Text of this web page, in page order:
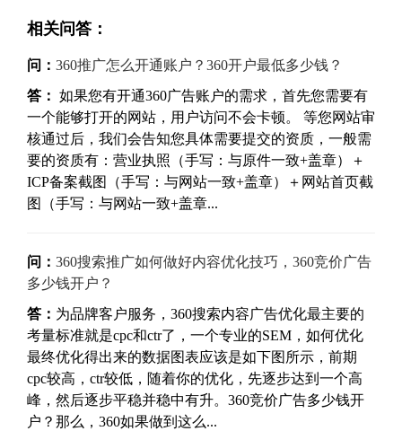
相关问答：
问： 360推广怎么开通账户？360开户最低多少钱？
答： 如果您有开通360广告账户的需求，首先您需要有
一个能够打开的网站，用户访问不会卡顿。 等您网站审
核通过后，我们会告知您具体需要提交的资质，一般需
要的资质有：营业执照（手写：与原件一致+盖章）＋
ICP备案截图（手写：与网站一致+盖章）＋网站首页截
图（手写：与网站一致+盖章...
问： 360搜索推广如何做好内容优化技巧，360竞价广告
多少钱开户？
答： 为品牌客户服务，360搜索内容广告优化最主要的
考量标准就是cpc和ctr了，一个专业的SEM，如何优化
最终优化得出来的数据图表应该是如下图所示，前期
cpc较高，ctr较低，随着你的优化，先逐步达到一个高
峰，然后逐步平稳并稳中有升。360竞价广告多少钱开
户？那么，360如果做到这么...